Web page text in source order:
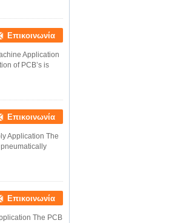
Επικοινωνία
Application
of PCB’s is
Επικοινωνία
Application The
Επικοινωνία
The PCB